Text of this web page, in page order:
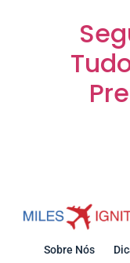
Sobre Nós